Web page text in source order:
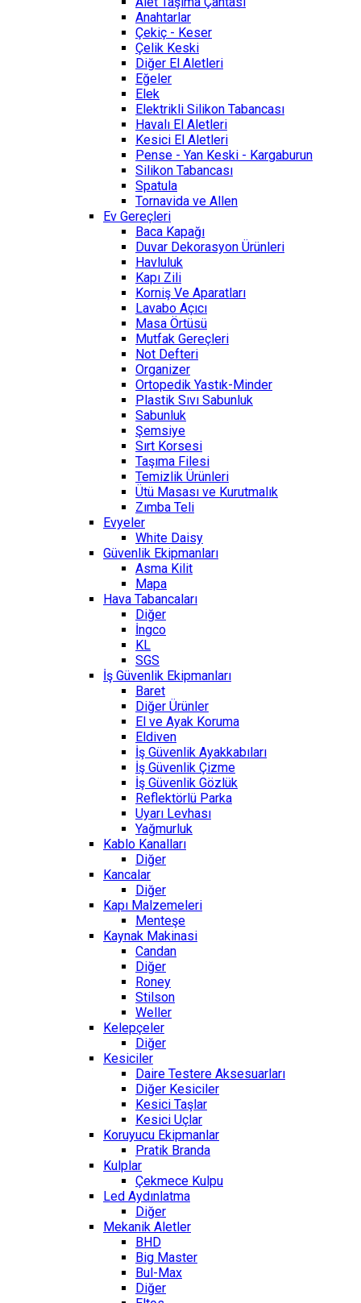
Anahtarlar
Çekiç - Keser
Çelik Keski
Diğer El Aletleri
Eğeler
Elek
Elektrikli Silikon Tabancası
Havalı El Aletleri
Kesici El Aletleri
Pense - Yan Keski - Kargaburun
Silikon Tabancası
Spatula
Tornavida ve Allen
Ev Gereçleri
Baca Kapağı
Duvar Dekorasyon Ürünleri
Havluluk
Kapı Zili
Korniş Ve Aparatları
Lavabo Açıcı
Masa Örtüsü
Mutfak Gereçleri
Not Defteri
Organizer
Ortopedik Yastık-Minder
Plastik Sıvı Sabunluk
Sabunluk
Şemsiye
Sırt Korsesi
Taşıma Filesi
Temizlik Ürünleri
Ütü Masası ve Kurutmalık
Zımba Teli
Evyeler
White Daisy
Güvenlik Ekipmanları
Asma Kilit
Mapa
Hava Tabancaları
Diğer
İngco
KL
SGS
İş Güvenlik Ekipmanları
Baret
Diğer Ürünler
El ve Ayak Koruma
Eldiven
İş Güvenlik Ayakkabıları
İş Güvenlik Çizme
İş Güvenlik Gözlük
Reflektörlü Parka
Uyarı Levhası
Yağmurluk
Kablo Kanalları
Diğer
Kancalar
Diğer
Kapı Malzemeleri
Menteşe
Kaynak Makinasi
Candan
Diğer
Roney
Stilson
Weller
Kelepçeler
Diğer
Kesiciler
Daire Testere Aksesuarları
Diğer Kesiciler
Kesici Taşlar
Kesici Uçlar
Koruyucu Ekipmanlar
Pratik Branda
Kulplar
Çekmece Kulpu
Led Aydınlatma
Diğer
Mekanik Aletler
BHD
Big Master
Bul-Max
Diğer